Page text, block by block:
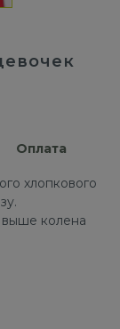
Оплата
хлопкового
выше колена